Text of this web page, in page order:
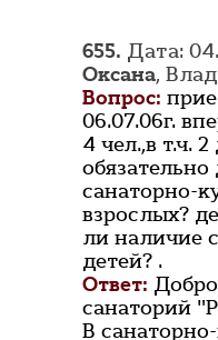
655. Дата:
Оксана,
Вопрос:
06.07.06г.
4 чел.,в т.ч.
санаторно-
взрослых?
ли наличие
детей? .
Ответ:
санаторий
В